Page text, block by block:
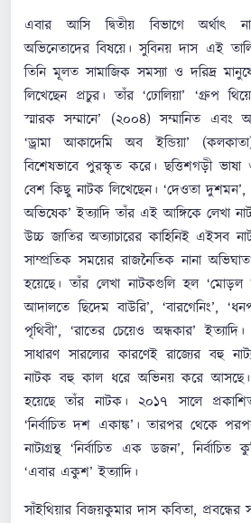
এবার আসি দ্বিতীয় বিভাগে অর্থাৎ
অভিনেতাদের বিষয়ে। সুবিনয় দাস এই
তিনি মূলত সামাজিক সমস্যা ও দরিদ্র
লিখেছেন প্রচুর। তাঁর ‘ঢোলিয়া’ ‘গ্রুপ
স্মারক সম্মানে’ (২০০৪) সম্মানিত
‘ড্রামা আকাদেমি অব ইন্ডিয়া’
বিশেষভাবে পুরস্কৃত করে। ছত্তিশগড়ী
বেশ কিছু নাটক লিখেছেন। ‘দেওতা দুশমন’,
অভিষেক’ ইত্যাদি তাঁর এই আঙ্গিকে লেখা
উচ্চ জাতির অত্যাচারের কাহিনিই এইসব
সাম্প্রতিক সময়ের রাজনৈতিক নানা
হয়েছে। তাঁর লেখা নাটকগুলি হল
আদালতে ছিদেম বাউরি’, ‘বারগেনিং’,
পৃথিবী’, ‘রাতের চেয়েও অন্ধকার’
সাধারণ সারল্যের কারণেই রাজ্যের বহু
নাটক বহু কাল ধরে অভিনয় করে আসছে।
হয়েছে তাঁর নাটক। ২০১৭ সালে
‘নির্বাচিত দশ একাঙ্ক’। তারপর থেকে
নাট্যগ্রন্থ ‘নির্বাচিত এক ডজন’, নির্বাচিত
‘এবার একুশ’ ইত্যাদি।
সাঁইথিয়ার বিজয়কুমার দাস কবিতা, প্রবন্ধের